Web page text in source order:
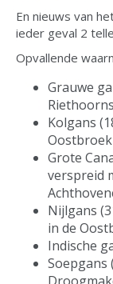
En nieuws van
ieder geval 2
Opvallende
Grauwe
Kolgans
Grote
verspreid
Nijlgans
in de
Indische
Soepgans